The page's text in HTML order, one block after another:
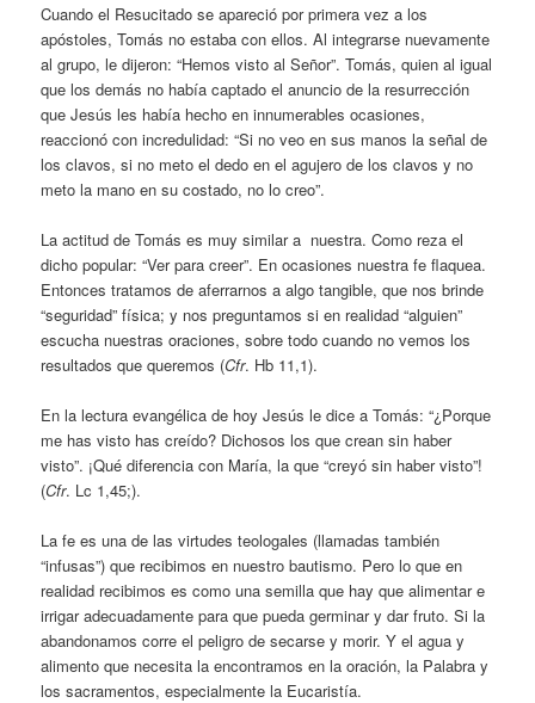
Cuando el Resucitado se apareció por primera vez a los
apóstoles, Tomás no estaba con ellos. Al integrarse nuevamente
al grupo, le dijeron: “Hemos visto al Señor”. Tomás, quien al igual
que los demás no había captado el anuncio de la resurrección
que Jesús les había hecho en innumerables ocasiones,
reaccionó con incredulidad: “Si no veo en sus manos la señal de
los clavos, si no meto el dedo en el agujero de los clavos y no
meto la mano en su costado, no lo creo”.
La actitud de Tomás es muy similar a nuestra. Como reza el
dicho popular: “Ver para creer”. En ocasiones nuestra fe flaquea.
Entonces tratamos de aferrarnos a algo tangible, que nos brinde
“seguridad” física; y nos preguntamos si en realidad “alguien”
escucha nuestras oraciones, sobre todo cuando no vemos los
resultados que queremos (Cfr. Hb 11,1).
En la lectura evangélica de hoy Jesús le dice a Tomás: “¿Porque
me has visto has creído? Dichosos los que crean sin haber
visto”. ¡Qué diferencia con María, la que “creyó sin haber visto”!
(Cfr. Lc 1,45;).
La fe es una de las virtudes teologales (llamadas también
“infusas”) que recibimos en nuestro bautismo. Pero lo que en
realidad recibimos es como una semilla que hay que alimentar e
irrigar adecuadamente para que pueda germinar y dar fruto. Si la
abandonamos corre el peligro de secarse y morir. Y el agua y
alimento que necesita la encontramos en la oración, la Palabra y
los sacramentos, especialmente la Eucaristía.